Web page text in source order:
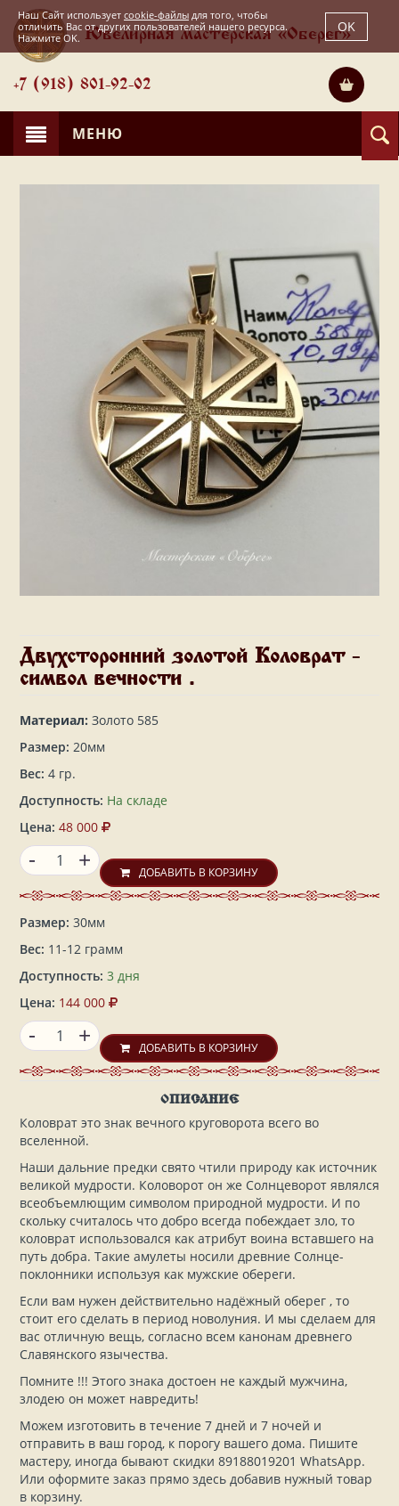
Ювелирная мастерская «Оберег»
+7 (918) 801-92-02
МЕНЮ
Двухсторонний золотой Коловрат -
символ вечности .
Материал: Золото 585
Размер: 20мм
Вес: 4 гр.
Доступность: На складе
Цена: 48 000
+
- ДОБАВИТЬ В КОРЗИНУ
Размер: 30мм
Вес: 11-12 грамм
Доступность: 3 дня
Цена: 144 000
+
- ДОБАВИТЬ В КОРЗИНУ
ОПИСАНИЕ
Коловрат это знак вечного круговорота всего во
вселенной.
Наши дальние предки свято чтили природу как источник
великой мудрости. Коловорот он же Солнцеворот являлся
всеобъемлющим символом природной мудрости. И по
скольку считалось что добро всегда побеждает зло, то
коловрат использовался как атрибут воина вставшего на
путь добра. Такие амулеты носили древние Солнце-
поклонники используя как мужские обереги.
Если вам нужен действительно надёжный оберег , то
стоит его сделать в период новолуния. И мы сделаем для
вас отличную вещь, согласно всем канонам древнего
Славянского язычества.
Помните !!! Этого знака достоен не каждый мужчина,
злодею он может навредить!
Можем изготовить в течение 7 дней и 7 ночей и
отправить в ваш город, к порогу вашего дома. Пишите
мастеру, иногда бывают скидки 89188019201 WhatsApp.
Или оформите заказ прямо здесь добавив нужный товар
в корзину.
Наш Сайт использует cookie-файлы для того, чтобы
отличить Вас от других пользователей нашего ресурса.
Нажмите OK.
OK